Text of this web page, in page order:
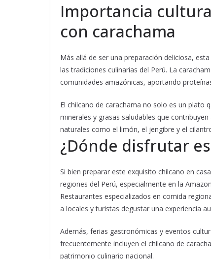
Importancia
con carachama
Más allá de ser una preparación deliciosa,
las tradiciones culinarias del Perú. La
comunidades amazónicas, aportando
El chilcano de carachama no solo es un plato
minerales y grasas saludables que
naturales como el limón, el jengibre y el
¿Dónde disfrutar
Si bien preparar este exquisito chilcano en
regiones del Perú, especialmente en la
Restaurantes especializados en comida
a locales y turistas degustar una experiencia
Además, ferias gastronómicas y eventos
frecuentemente incluyen el chilcano de
patrimonio culinario nacional.